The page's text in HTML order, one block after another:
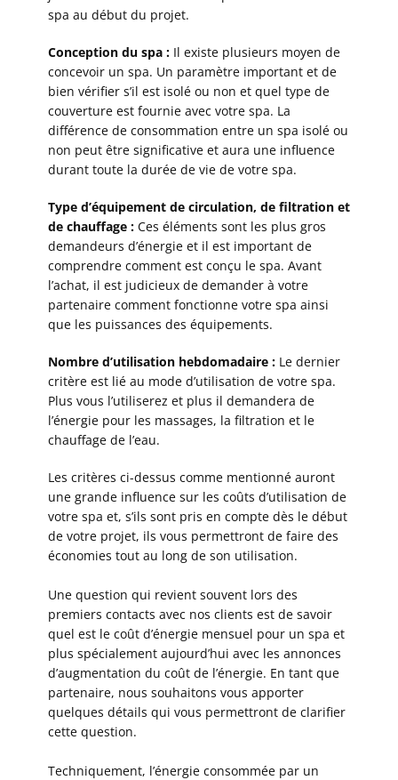
spa au début du projet.
Conception du spa : Il existe plusieurs moyen de
concevoir un spa. Un paramètre important et de
bien vérifier s’il est isolé ou non et quel type de
couverture est fournie avec votre spa. La
différence de consommation entre un spa isolé ou
non peut être significative et aura une influence
durant toute la durée de vie de votre spa.
Type d’équipement de circulation, de filtration et
de chauffage : Ces éléments sont les plus gros
demandeurs d’énergie et il est important de
comprendre comment est conçu le spa. Avant
l’achat, il est judicieux de demander à votre
partenaire comment fonctionne votre spa ainsi
que les puissances des équipements.
Nombre d’utilisation hebdomadaire : Le dernier
critère est lié au mode d’utilisation de votre spa.
Plus vous l’utiliserez et plus il demandera de
l’énergie pour les massages, la filtration et le
chauffage de l’eau.
Les critères ci-dessus comme mentionné auront
une grande influence sur les coûts d’utilisation de
votre spa et, s’ils sont pris en compte dès le début
de votre projet, ils vous permettront de faire des
économies tout au long de son utilisation.
Une question qui revient souvent lors des
premiers contacts avec nos clients est de savoir
quel est le coût d’énergie mensuel pour un spa et
plus spécialement aujourd’hui avec les annonces
d’augmentation du coût de l’énergie. En tant que
partenaire, nous souhaitons vous apporter
quelques détails qui vous permettront de clarifier
cette question.
Techniquement, l’énergie consommée par un